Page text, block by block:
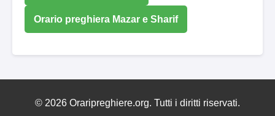
Orario preghiera Mazar e Sharif
© 2026 Oraripreghiere.org. Tutti i diritti riservati.